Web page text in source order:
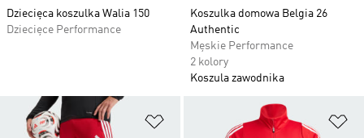
Dziecięca koszulka Walia 150
Dziecięce Performance
Koszulka domowa Belgia 26
Authentic
Męskie Performance
2 kolory
Koszula zawodnika
Dodaj do listy życzeń